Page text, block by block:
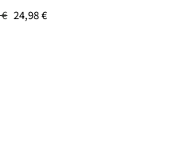
von 5 von 5 Sternen
24,98 €